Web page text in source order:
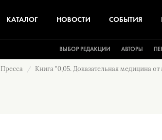
КАТАЛОГ НОВОСТИ СОБЫТИЯ
ВЫБОР РЕДАКЦИИ АВТОРЫ
Пресса Книга "0,05. Доказательная медицина